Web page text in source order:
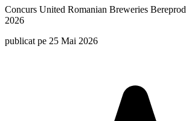
Concurs United Romanian Breweries Bereprod
2026
publicat pe 25 Mai 2026